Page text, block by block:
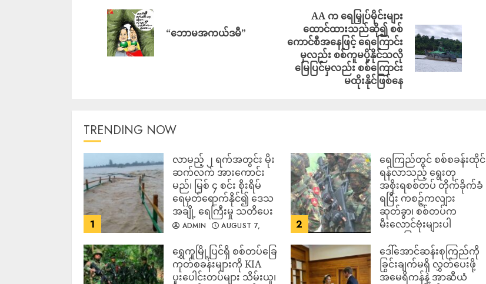
“ဘောမအကယ်ဒမီ”
AA က ရေမြှုပ်မိုင်းများ
ထောင်ထားသည်ဆို၍ စစ်
ကောင်စီအနေဖြင့် ရေကြောင်း
မှလည်း စစ်ကူမပို့နိုင်သလို
မြေပြင်မှလည်း စစ်ကြောင်း
မထိုးနိုင်ဖြစ်နေ
TRENDING NOW
1
လာမည့် ၂ ရက်အတွင်း မိုး
ဆက်လက် အားကောင်း
မည်၊ မြစ် ၄ စင်း စိုးရိမ်
ရေမှတ်ရောက်နိုင်၍ ဒေသ
အချို့ ရေကြီးမှု သတိပေး
ADMIN
AUGUST 7,
2
ရေကြည်တွင် စစ်စခန်းထိုင်
ရန်လာသည့် ရွေးတု
အစိုးရစစ်တပ် တိုက်ခိုက်ခံ
ရပြီး ကစဉ့်ကလျား
ဆုတ်ခွာ၊ စစ်တပ်က
မီးလောင်ဗုံးများပါ
အသုံးပြုလာ
ADMIN
AUGUST 7,
2026
‎ရွှေကူမြို့ပြင်ရှိ စစ်တပ်ခြေ
ကုတ်စခန်းများကို KIA
ပူးပေါင်းတပ်များ သိမ်းယူ၊
ဒေါ်အောင်ဆန်းစုကြည်ကို
ခြွင်းချက်မရှိ လွှတ်ပေးဖို့
အမေရိကန်နဲ့ အာဆီယံ